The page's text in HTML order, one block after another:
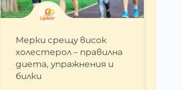
Мерки срещу висок
холестерол – правилна
диета, упражнения и
билки